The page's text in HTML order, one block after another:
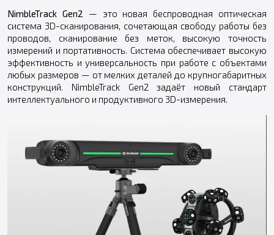
NimbleTrack Gen2
— это новая беспроводная оптическая
система 3D-сканирования, сочетающая свободу работы без
проводов, сканирование без меток, высокую точность
измерений и портативность. Система обеспечивает высокую
эффективность и универсальность при работе с объектами
любых размеров — от мелких деталей до крупногабаритных
конструкций. NimbleTrack Gen2 задаёт новый стандарт
интеллектуального и продуктивного 3D-измерения.